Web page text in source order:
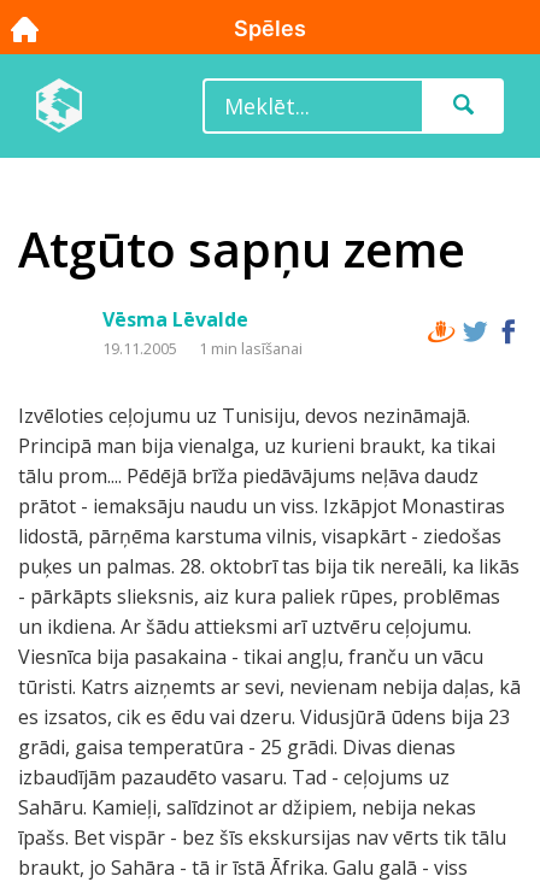
Atgūto sapņu zeme
Vēsma Lēvalde
19.11.2005 1 min lasīšanai
Izvēloties ceļojumu uz Tunisiju, devos nezināmajā.
Principā man bija vienalga, uz kurieni braukt, ka tikai
tālu prom.... Pēdējā brīža piedāvājums neļāva daudz
prātot - iemaksāju naudu un viss. Izkāpjot Monastiras
lidostā, pārņēma karstuma vilnis, visapkārt - ziedošas
puķes un palmas. 28. oktobrī tas bija tik nereāli, ka likās
- pārkāpts slieksnis, aiz kura paliek rūpes, problēmas
un ikdiena. Ar šādu attieksmi arī uztvēru ceļojumu.
Viesnīca bija pasakaina - tikai angļu, franču un vācu
tūristi. Katrs aizņemts ar sevi, nevienam nebija daļas, kā
es izsatos, cik es ēdu vai dzeru. Vidusjūrā ūdens bija 23
grādi, gaisa temperatūra - 25 grādi. Divas dienas
izbaudījām pazaudēto vasaru. Tad - ceļojums uz
Sahāru. Kamieļi, salīdzinot ar džipiem, nebija nekas
īpašs. Bet vispār - bez šīs ekskursijas nav vērts tik tālu
braukt, jo Sahāra - tā ir īstā Āfrika. Galu galā - viss